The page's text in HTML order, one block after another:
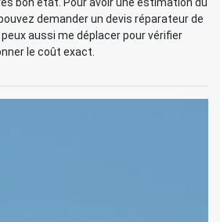
bon état. Pour avoir une estimation du
demander un devis réparateur de
aussi me déplacer pour vérifier
le coût exact.